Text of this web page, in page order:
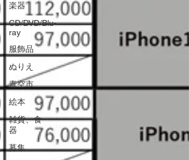
楽器
CD/DVD/Blu-
ray
服飾品
ぬりえ
青空市
絵本
雑貨、食
器
募集